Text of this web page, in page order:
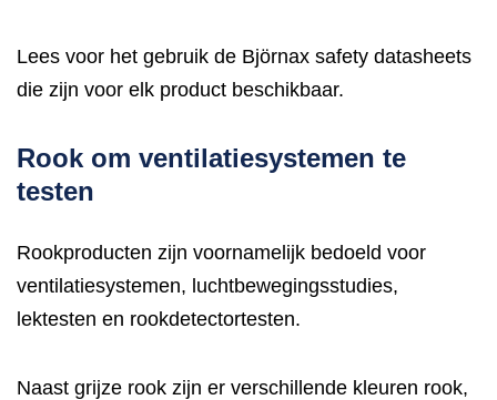
Lees voor het gebruik de Björnax safety datasheets
die zijn voor elk product beschikbaar.
Rook om ventilatiesystemen te
testen
Rookproducten zijn voornamelijk bedoeld voor
ventilatiesystemen, luchtbewegingsstudies,
lektesten en rookdetectortesten.
Naast grijze rook zijn er verschillende kleuren rook,